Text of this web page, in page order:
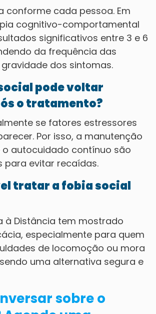
conforme cada pessoa. Em
cognitivo-comportamental
significativos entre 3 e 6
da frequência das
dos sintomas.
pode voltar
o tratamento?
se fatores estressores
Por isso, a manutenção
autocuidado contínuo são
para evitar recaídas.
tratar a fobia social
à Distância tem mostrado
especialmente para quem
de locomoção ou mora
uma alternativa segura e